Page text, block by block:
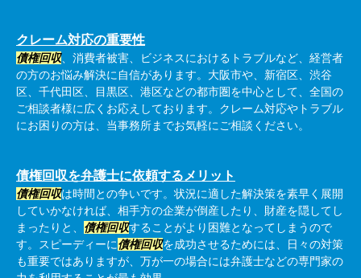
クレーム対応の重要性
債権回収、消費者被害、ビジネスにおけるトラブルなど、経営者
の方のお悩み解決に自信があります。大阪市や、新宿区、渋谷
区、千代田区、目黒区、港区などの都市圏を中心として、全国の
ご相談者様に広くお応えしております。クレーム対応やトラブル
にお困りの方は、当事務所までお気軽にご相談ください。
債権回収を弁護士に依頼するメリット
債権回収は時間との争いです。状況に適した解決策を素早く展開
していかなければ、相手方の企業が倒産したり、財産を隠してし
まったりと、 債権回収することがより困難となってしまうので
す。スピーディーに債権回収を成功させるためには、日々の対策
も重要ではありますが、万が一の場合には弁護士などの専門家の